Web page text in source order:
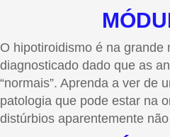
O hipotiroidismo é na grande
diagnosticado dado que as
“normais”. Aprenda a ver de
patologia que pode estar na
distúrbios aparentemente